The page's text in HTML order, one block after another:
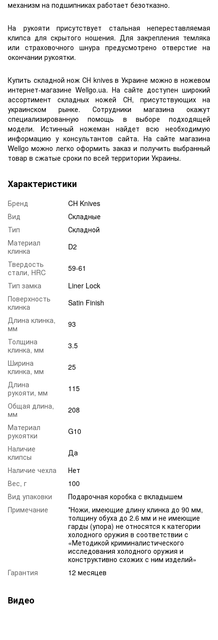
механизм на подшипниках работает безотказно.
На рукояти присутствует стальная непереставляемая
клипса для скрытого ношения. Для закрепления темляка
или страховочного шнура предусмотрено отверстие на
окончании рукоятки.
Купить складной нож СН knives в Украине можно в ножевом
интернет-магазине Wellgo.ua. На сайте доступен широкий
ассортимент складных ножей СН, присутствующих на
украинском рынке. Сотрудники магазина окажут
специализированную помощь в выборе подходящей
модели. Истинный ножеман найдет всю необходимую
информацию у консультантов сайта. На сайте магазина
Wellgo можно легко оформить заказ и получить выбранный
товар в сжатые сроки по всей территории Украины.
Характеристики
Бренд
CH Knives
Вид
Складные
Тип
Складной
Материал
клинка
D2
Твердость
стали, HRC
59-61
Тип замка
Liner Lock
Поверхность
клинка
Satin Finish
Длина клинка,
мм
93
Толщина
клинка, мм
3.5
Ширина
клинка, мм
25
Длина
рукояти, мм
115
Общая длина,
мм
208
Материал
рукоятки
G10
Наличие
клипсы
Да
Наличие чехла
Нет
Вес, г
100
Вид упаковки
Подарочная коробка с вкладышем
Примечание
*Ножи, имеющие длину клинка до 90 мм,
толщину обуха до 2.6 мм и не имеющие
гарды (упора) не относятся к категории
холодного оружия в соответствии с
«Методикой криминалистического
исследования холодного оружия и
конструктивно схожих с ним изделий»
Гарантия
12 месяцев
Видео